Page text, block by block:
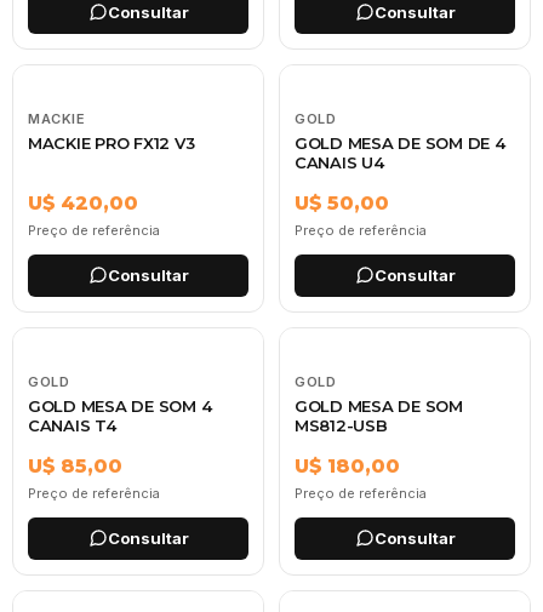
Consultar Consultar
MACKIE
MACKIE PRO FX12 V3
U$ 420,00
Preço de referência
Consultar
GOLD
GOLD MESA DE SOM DE 4
CANAIS U4
U$ 50,00
Preço de referência
Consultar
GOLD
GOLD MESA DE SOM 4
CANAIS T4
U$ 85,00
Preço de referência
Consultar
GOLD
GOLD MESA DE SOM
MS812-USB
U$ 180,00
Preço de referência
Consultar